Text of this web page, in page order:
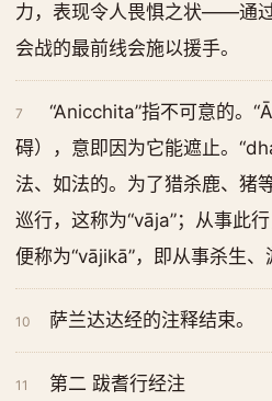
力，表现令人畏惧之状——通
会战的最前线会施以援手。
7
“Anicchita”指不可意的。
碍），意即因为它能遮止。
法、如法的。为了猎杀鹿、猪
巡行，这称为“vāja”；从事此
便称为“vājikā”，即从事杀生、
10 萨兰达达经的注释结束。
11 第二 跋耆行经注